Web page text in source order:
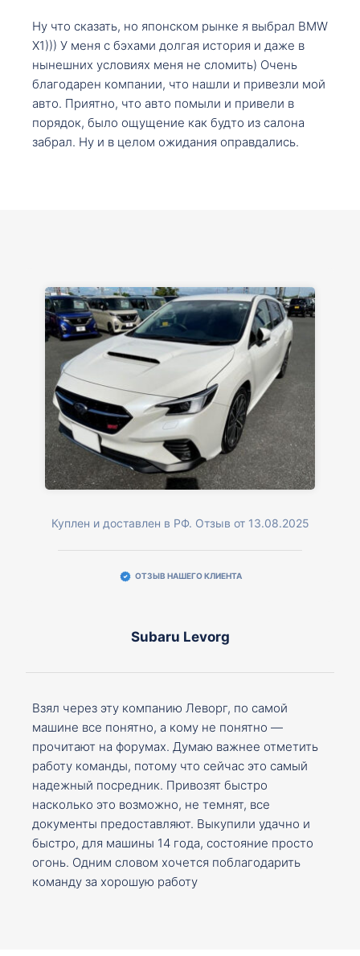
Ну что сказать, но японском рынке я выбрал BMW
X1))) У меня с бэхами долгая история и даже в
нынешних условиях меня не сломить) Очень
благодарен компании, что нашли и привезли мой
авто. Приятно, что авто помыли и привели в
порядок, было ощущение как будто из салона
забрал. Ну и в целом ожидания оправдались.
Куплен и доставлен в РФ. Отзыв от 13.08.2025
ОТЗЫВ НАШЕГО КЛИЕНТА
Subaru Levorg
Взял через эту компанию Леворг, по самой
машине все понятно, а кому не понятно —
прочитают на форумах. Думаю важнее отметить
работу команды, потому что сейчас это самый
надежный посредник. Привозят быстро
насколько это возможно, не темнят, все
документы предоставляют. Выкупили удачно и
быстро, для машины 14 года, состояние просто
огонь. Одним словом хочется поблагодарить
команду за хорошую работу